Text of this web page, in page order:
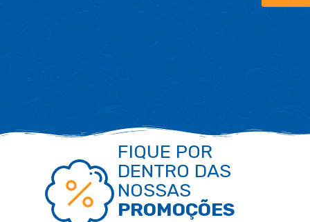
FIQUE POR
DENTRO DAS
NOSSAS
PROMOÇÕES